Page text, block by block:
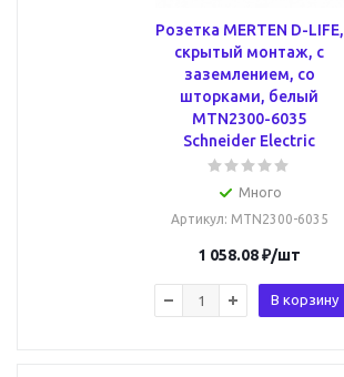
Розетка MERTEN D-LIFE,
скрытый монтаж, с
заземлением, со
шторками, белый
MTN2300-6035
Schneider Electric
Много
Артикул: MTN2300-6035
1 058.08₽/шт
В корзину